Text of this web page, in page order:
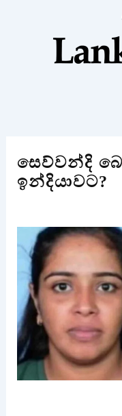
සෙව්වන්දි
ඉන්දියාවට?